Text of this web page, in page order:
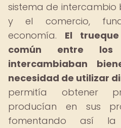
sistema de intercambio
y el comercio,
economía. El
común entre los
intercambiaban
necesidad de utilizar
permitía obtener
producían en sus
fomentando así